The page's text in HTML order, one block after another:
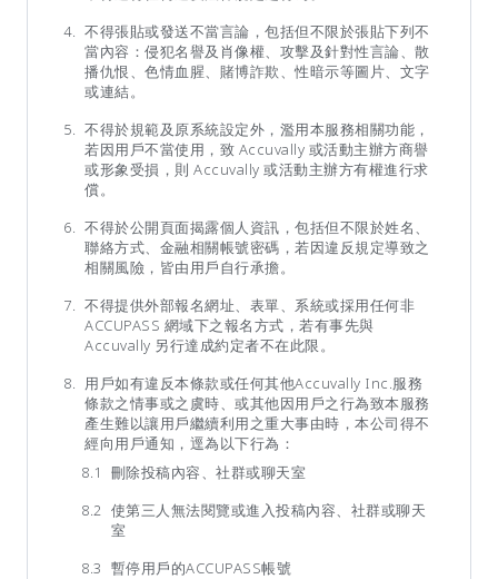
不得張貼或發送不當言論，包括但不限於張貼下列不
當內容：侵犯名譽及肖像權、攻擊及針對性言論、散
播仇恨、色情血腥、賭博詐欺、性暗示等圖片、文字
或連結。
不得於規範及原系統設定外，濫用本服務相關功能，
若因用戶不當使用，致 Accuvally 或活動主辦方商譽
或形象受損，則 Accuvally 或活動主辦方有權進行求
償。
不得於公開頁面揭露個人資訊，包括但不限於姓名、
聯絡方式、金融相關帳號密碼，若因違反規定導致之
相關風險，皆由用戶自行承擔。
不得提供外部報名網址、表單、系統或採用任何非
ACCUPASS 網域下之報名方式，若有事先與
Accuvally 另行達成約定者不在此限。
用戶如有違反本條款或任何其他Accuvally Inc.服務
條款之情事或之虞時、或其他因用戶之行為致本服務
產生難以讓用戶繼續利用之重大事由時，本公司得不
經向用戶通知，逕為以下行為：
刪除投稿內容、社群或聊天室
使第三人無法閱覽或進入投稿內容、社群或聊天
室
暫停用戶的ACCUPASS帳號